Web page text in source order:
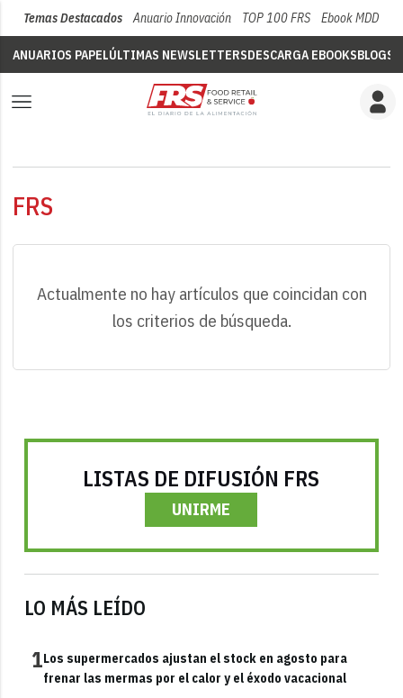
Temas Destacados Anuario Innovación TOP 100 FRS Ebook MDD
ANUARIOS PAPELÚLTIMAS NEWSLETTERSDESCARGA EBOOKSBLOGS
FRS
Actualmente no hay artículos que coincidan con
los criterios de búsqueda.
LISTAS DE DIFUSIÓN FRS
UNIRME
LO MÁS LEÍDO
1Los supermercados ajustan el stock en agosto para
frenar las mermas por el calor y el éxodo vacacional